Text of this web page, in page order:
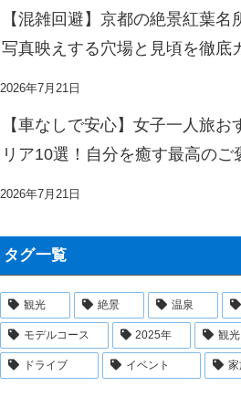
【混雑回避】京都の絶景紅葉名
写真映えする穴場と見頃を徹底
2026年7月21日
【車なしで安心】女子一人旅お
リア10選！自分を癒す最高のご
2026年7月21日
タグ一覧
観光 絶景 温泉
モデルコース 2025年 観
ドライブ イベント